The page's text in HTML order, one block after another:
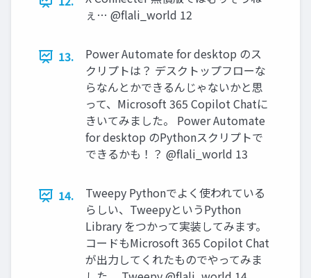
ぇ… @flali_world 12
13.
Power Automate for desktop のス
クリプトは？ デスクトップフローな
らなんとかできるんじゃないかと思
って、Microsoft 365 Copilot Chatに
きいてみました。 Power Automate
for desktop のPythonスクリプトで
できるかも！？ @flali_world 13
14.
Tweepy Pythonでよく使われている
らしい、TweepyというPython
Library をつかって実装してみます。
コードもMicrosoft 365 Copilot Chat
が出力してくれたものでやってみま